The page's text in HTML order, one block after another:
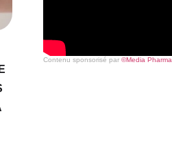
Contenu sponsorisé par©Media Pharma